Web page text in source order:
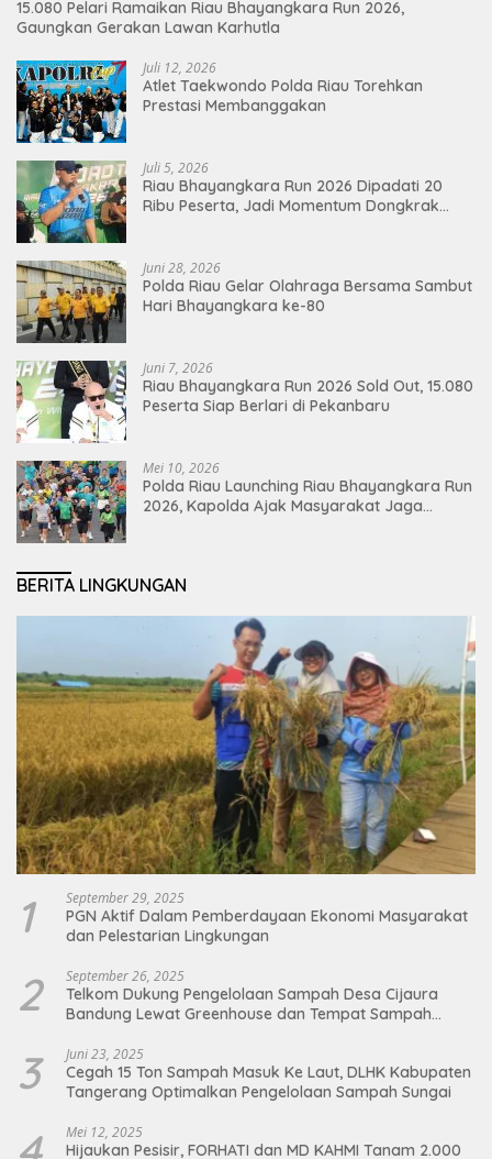
15.080 Pelari Ramaikan Riau Bhayangkara Run 2026,
Gaungkan Gerakan Lawan Karhutla
Juli 12, 2026
Atlet Taekwondo Polda Riau Torehkan
Prestasi Membanggakan
Juli 5, 2026
Riau Bhayangkara Run 2026 Dipadati 20
Ribu Peserta, Jadi Momentum Dongkrak
Juni 28, 2026
Polda Riau Gelar Olahraga Bersama Sambut
Hari Bhayangkara ke-80
Juni 7, 2026
Riau Bhayangkara Run 2026 Sold Out, 15.080
Peserta Siap Berlari di Pekanbaru
Mei 10, 2026
Polda Riau Launching Riau Bhayangkara Run
2026, Kapolda Ajak Masyarakat Jaga
BERITA LINGKUNGAN
1 September 29, 2025
PGN Aktif Dalam Pemberdayaan Ekonomi Masyarakat
dan Pelestarian Lingkungan
2 September 26, 2025
Telkom Dukung Pengelolaan Sampah Desa Cijaura
Bandung Lewat Greenhouse dan Tempat Sampah
3 Juni 23, 2025
Cegah 15 Ton Sampah Masuk Ke Laut, DLHK Kabupaten
Tangerang Optimalkan Pengelolaan Sampah Sungai
Mei 12, 2025
Hijaukan Pesisir, FORHATI dan MD KAHMI Tanam 2.000